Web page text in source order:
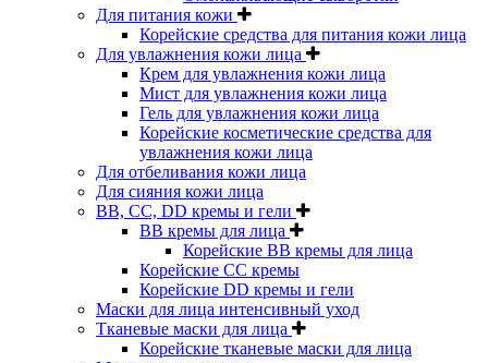
Для питания кожи
Корейские средства для питания кожи лица
Для увлажнения кожи лица
Крем для увлажнения кожи лица
Мист для увлажнения кожи лица
Гель для увлажнения кожи лица
Корейские косметические средства для
увлажнения кожи лица
Для отбеливания кожи лица
Для сияния кожи лица
BB, CC, DD кремы и гели
BB кремы для лица
Корейские BB кремы для лица
Корейские CC кремы
Корейские DD кремы и гели
Маски для лица интенсивный уход
Тканевые маски для лица
Корейские тканевые маски для лица